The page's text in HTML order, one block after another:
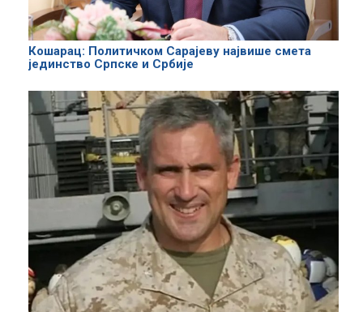
Кошарац: Политичком Сарајеву највише смета
јединство Српске и Србије